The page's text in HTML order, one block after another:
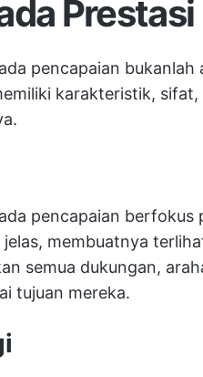
Prestasi
pencapaian bukanlah
karakteristik,
pencapaian berfokus
membuatnya
semua dukungan,
tujuan mereka.